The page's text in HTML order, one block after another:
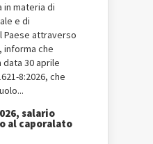
in materia di
e di
Paese attraverso
che
30 aprile
8:2026, che
salario
al caporalato